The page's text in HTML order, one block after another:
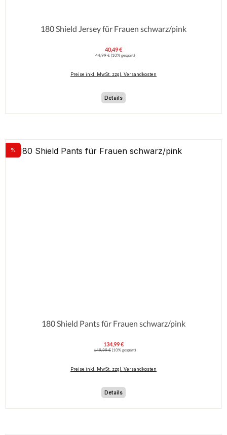
180 Shield Jersey für Frauen schwarz/pink
Verkaufspreis:
40,49 €
Regulärer Preis:
44,99 € (10% gespart)
Preise inkl. MwSt. zzgl. Versandkosten
Details
Rabatt
%
180 Shield Pants für Frauen schwarz/pink
Verkaufspreis:
134,99 €
Regulärer Preis:
149,99 € (10% gespart)
Preise inkl. MwSt. zzgl. Versandkosten
Details